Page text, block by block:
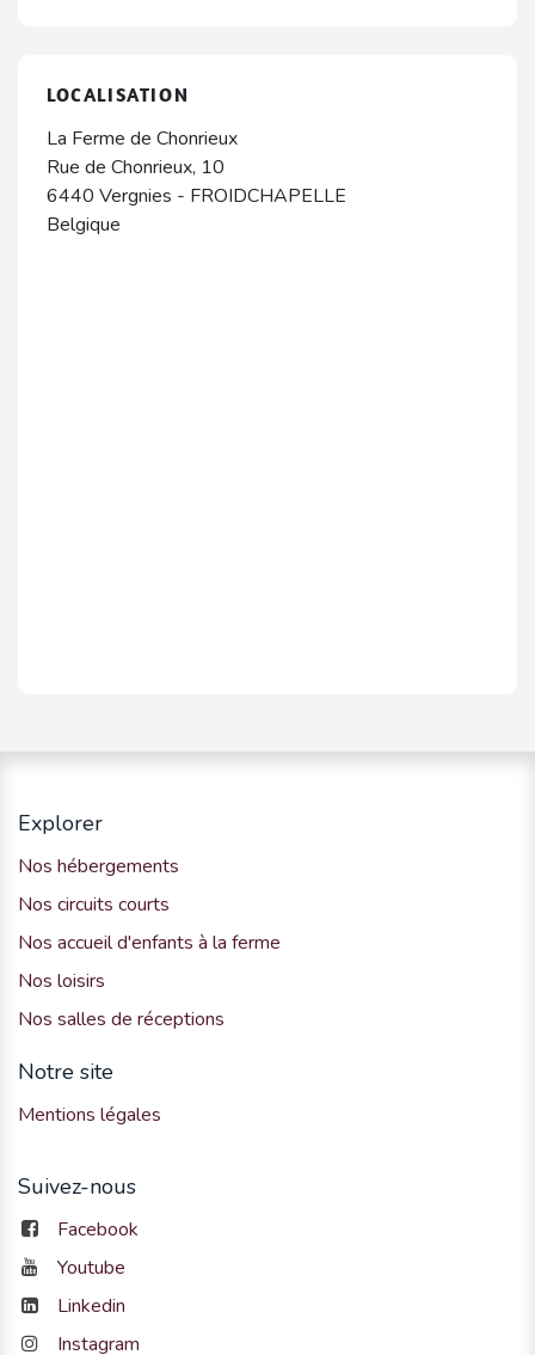
LOCALISATION
La Ferme de Chonrieux
Rue de Chonrieux, 10
6440 Vergnies - FROIDCHAPELLE
Belgique
Explorer
Nos hébergements
Nos circuits courts
Nos accueil d'enfants à la ferme
Nos loisirs
Nos salles de réceptions
Notre site
Mentions légales
Suivez-nous
Facebook
Youtube
Linkedin
Instagram